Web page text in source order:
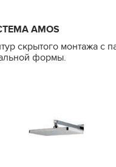
AMOS
скрытого монтажа с
формы.